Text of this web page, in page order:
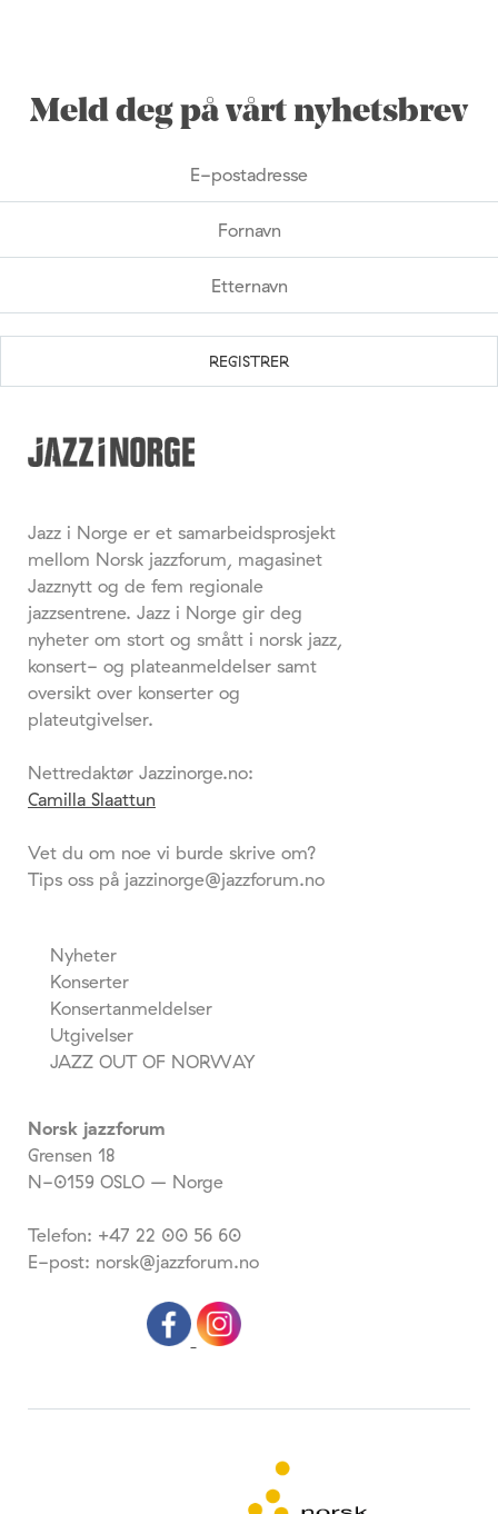
Meld deg på vårt nyhetsbrev
Jazz i Norge er et samarbeidsprosjekt
mellom Norsk jazzforum, magasinet
Jazznytt og de fem regionale
jazzsentrene. Jazz i Norge gir deg
nyheter om stort og smått i norsk jazz,
konsert- og plateanmeldelser samt
oversikt over konserter og
plateutgivelser.
Nettredaktør Jazzinorge.no:
Camilla Slaattun
Vet du om noe vi burde skrive om?
Tips oss på jazzinorge@jazzforum.no
Nyheter
Konserter
Konsertanmeldelser
Utgivelser
JAZZ OUT OF NORWAY
Norsk jazzforum
Grensen 18
N-0159 OSLO – Norge
Telefon: +47 22 00 56 60
E-post: norsk@jazzforum.no